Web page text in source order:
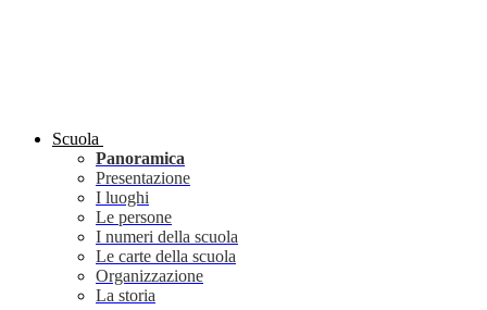
Scuola
Panoramica
Presentazione
I luoghi
Le persone
I numeri della scuola
Le carte della scuola
Organizzazione
La storia